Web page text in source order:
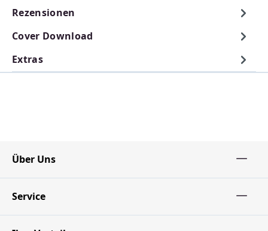
Rezensionen
Cover Download
Extras
Über Uns
Service